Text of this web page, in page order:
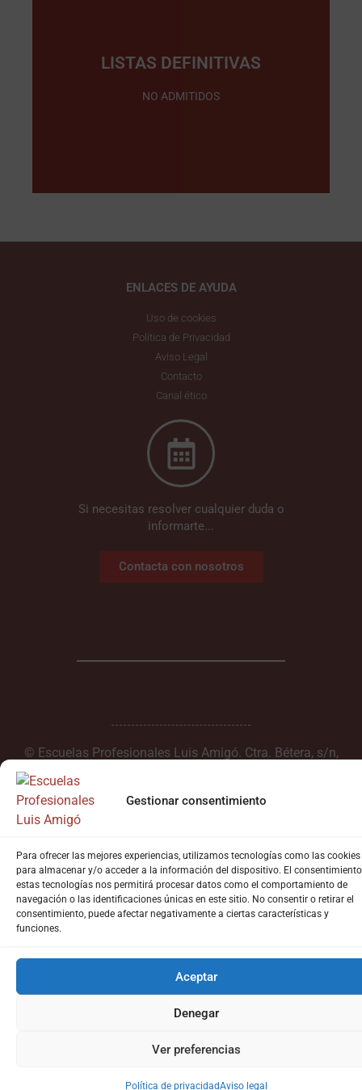
Gestionar consentimiento
Para ofrecer las mejores experiencias, utilizamos tecnologías como las cookies
para almacenar y/o acceder a la información del dispositivo. El
estas tecnologías nos permitirá procesar datos como el comportamiento de
navegación o las identificaciones únicas en este sitio. No consentir o retirar el
consentimiento, puede afectar negativamente a ciertas características y
funciones.
Aceptar
Denegar
Ver preferencias
Política de privacidadAviso legal
LISTAS DEFINITIVAS
NO ADMITIDOS
ENLACES DE AYUDA
Uso de cookies
Política de Privacidad
Aviso Legal
Contacto
Canal ético
Si necesitas resolver cualquier duda o
informarte...
Contacta con nosotros
© Escuelas Profesionales Luis Amigó. Ctra. Bétera, s/n,
Godella, 46110 Valencia. Tel. +34 963 63 73 54